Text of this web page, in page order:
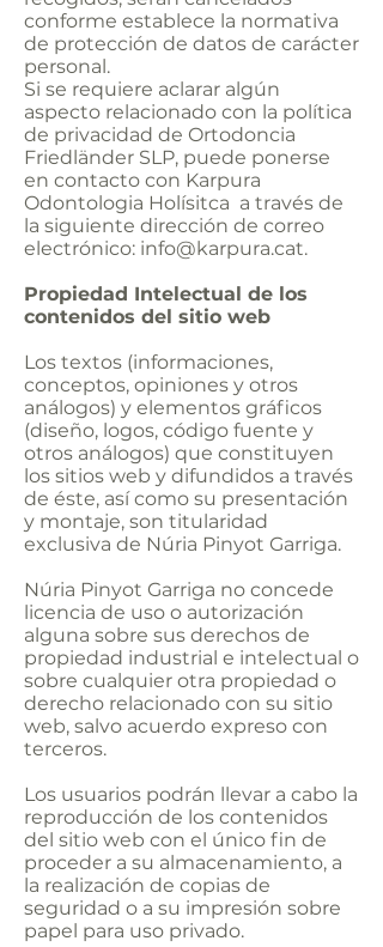
conforme establece la normativa
de protección de datos de carácter
personal.
Si se requiere aclarar algún
aspecto relacionado con la política
de privacidad de Ortodoncia
Friedländer SLP, puede ponerse
en contacto con Karpura
Odontologia Holísitca a través de
la siguiente dirección de correo
electrónico: info@karpura.cat.
Propiedad Intelectual de los
contenidos del sitio web
Los textos (informaciones,
conceptos, opiniones y otros
análogos) y elementos gráficos
(diseño, logos, código fuente y
otros análogos) que constituyen
los sitios web y difundidos a través
de éste, así como su presentación
y montaje, son titularidad
exclusiva de Núria Pinyot Garriga.
Núria Pinyot Garriga no concede
licencia de uso o autorización
alguna sobre sus derechos de
propiedad industrial e intelectual o
sobre cualquier otra propiedad o
derecho relacionado con su sitio
web, salvo acuerdo expreso con
terceros.
Los usuarios podrán llevar a cabo la
reproducción de los contenidos
del sitio web con el único fin de
proceder a su almacenamiento, a
la realización de copias de
seguridad o a su impresión sobre
papel para uso privado.